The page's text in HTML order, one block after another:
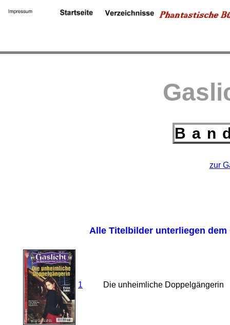
zur
Alle Titelbilder unterliegen
1 Die unheimliche Doppelgängerin